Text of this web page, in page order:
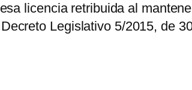
licencia retribuida al
Legislativo 5/2015, de